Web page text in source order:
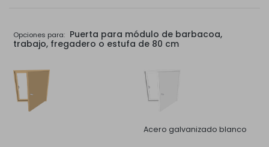
Opciones para: Puerta para módulo de barbacoa,
trabajo, fregadero o estufa de 80 cm
Acero galvanizado blanco